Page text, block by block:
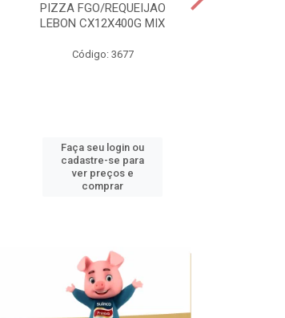
PIZZA FGO/REQUEIJAO
LEBON CX12X400G MIX
Código: 3677
Faça seu login ou
cadastre-se para
ver preços e
comprar